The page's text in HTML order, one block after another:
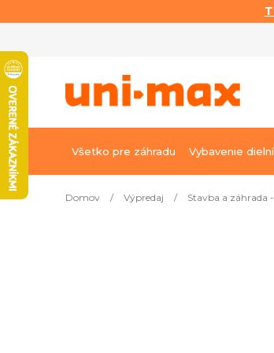
obsah
Všetko pre záhradu Vybavenie dielní
Domov / Výpredaj / Stavba a záhrada